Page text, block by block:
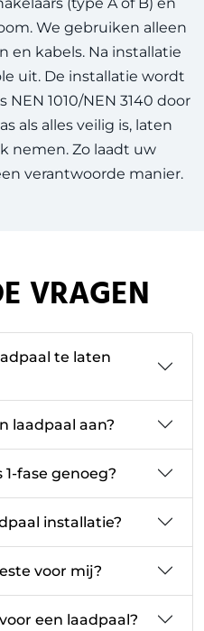
We gebruiken alleen
en kabels. Na installatie
uit. De installatie wordt
1010/NEN 3140 door
als alles veilig is, laten
nemen. Zo laadt uw
verantwoorde manier.
VRAGEN
te laten
laadpaal aan?
fase genoeg?
installatie?
voor mij?
een laadpaal?